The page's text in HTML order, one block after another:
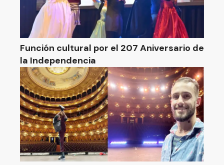
Función cultural por el 207 Aniversario de
la Independencia